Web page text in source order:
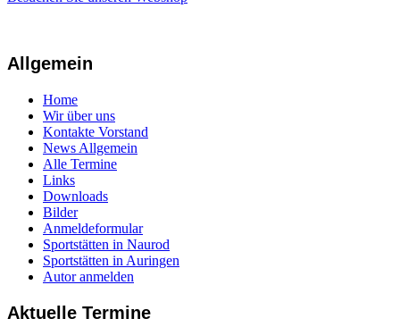
Allgemein
Home
Wir über uns
Kontakte Vorstand
News Allgemein
Alle Termine
Links
Downloads
Bilder
Anmeldeformular
Sportstätten in Naurod
Sportstätten in Auringen
Autor anmelden
Aktuelle Termine